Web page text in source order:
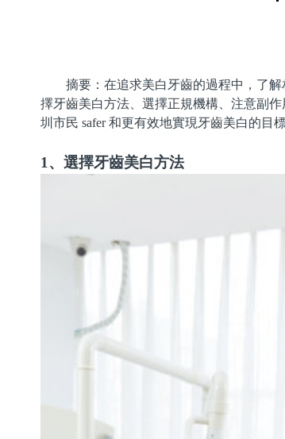
摘要：在追求美白牙齒的過程中，了解
擇牙齒美白方法、選擇正規機構、注意副
圳市民 safer 和更有效地實現牙齒美白的目標
1、選擇牙齒美白方法